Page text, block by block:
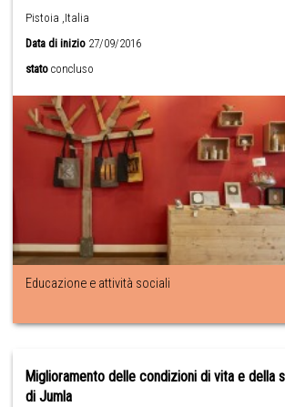
Pistoia ,Italia
Data di inizio 27/09/2016
stato concluso
Educazione e attività sociali
Miglioramento delle condizioni di vita e della
di Jumla